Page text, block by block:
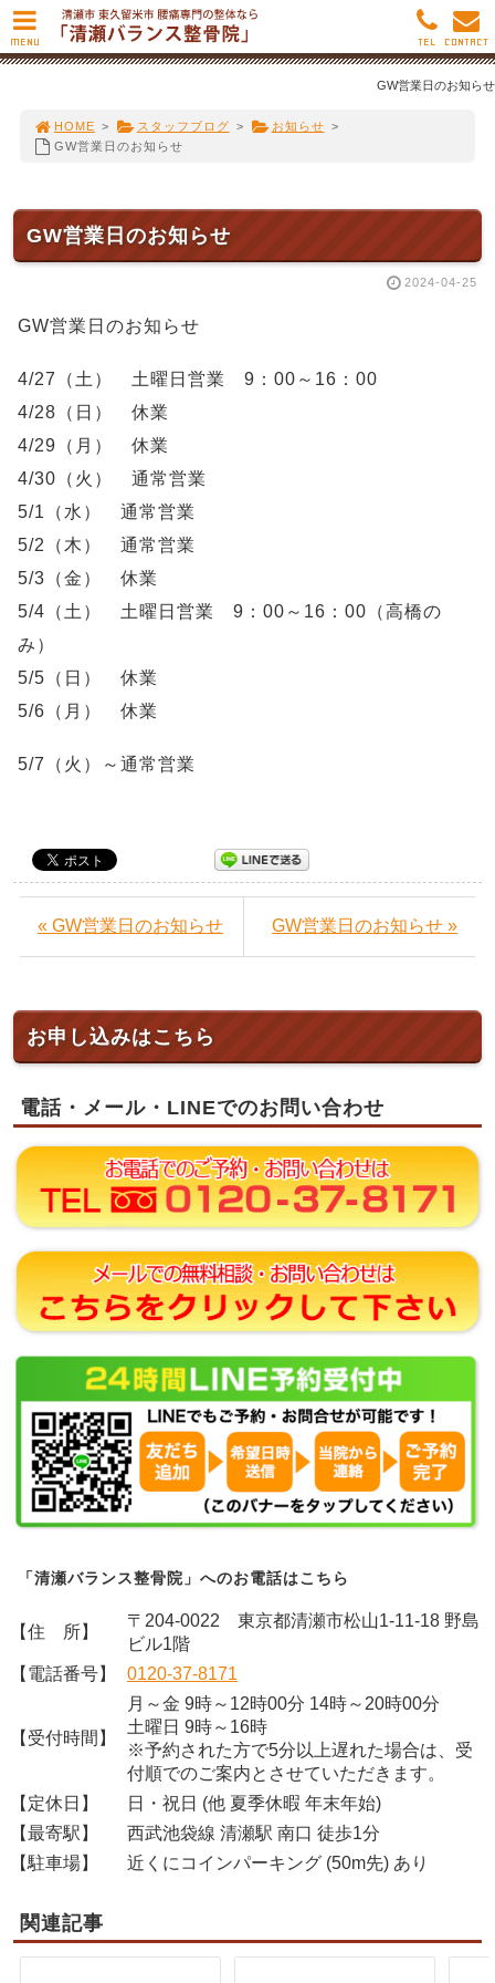
GW営業日のお知らせ
HOME > スタッフブログ > お知らせ >
GW営業日のお知らせ
GW営業日のお知らせ
2024-04-25
GW営業日のお知らせ
4/27（土） 土曜日営業 9：00～16：00
4/28（日） 休業
4/29（月） 休業
4/30（火） 通常営業
5/1（水） 通常営業
5/2（木） 通常営業
5/3（金） 休業
5/4（土） 土曜日営業 9：00～16：00（高橋の
み）
5/5（日） 休業
5/6（月） 休業
5/7（火）～通常営業
« GW営業日のお知らせ GW営業日のお知らせ »
お申し込みはこちら
電話・メール・LINEでのお問い合わせ
「清瀬バランス整骨院」へのお電話はこちら
【住 所】
〒204-0022 東京都清瀬市松山1-11-18 野島
ビル1階
【電話番号】
0120-37-8171
【受付時間】
月～金 9時～12時00分 14時～20時00分
土曜日 9時～16時
※予約された方で5分以上遅れた場合は、受
付順でのご案内とさせていただきます。
【定休日】
日・祝日 (他 夏季休暇 年末年始)
【最寄駅】
西武池袋線 清瀬駅 南口 徒歩1分
【駐車場】
近くにコインパーキング (50m先) あり
関連記事
MENU CONTACT
TEL